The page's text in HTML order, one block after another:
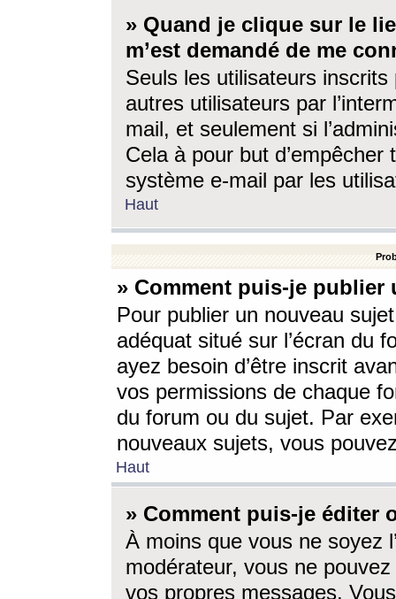
» Quand je clique sur le
m’est demandé de me
Seuls les utilisateurs
autres utilisateurs par
mail, et seulement si
Cela à pour but
système e-mail par les
Haut
» Comment puis-je
Pour publier un nouveau
adéquat situé sur l’écran du
ayez besoin d’être inscrit
vos permissions de chaque
du forum ou du sujet. Par
nouveaux sujets, vous
Haut
» Comment puis-je éditer
À moins que vous ne soyez
modérateur, vous ne
vos propres messages.